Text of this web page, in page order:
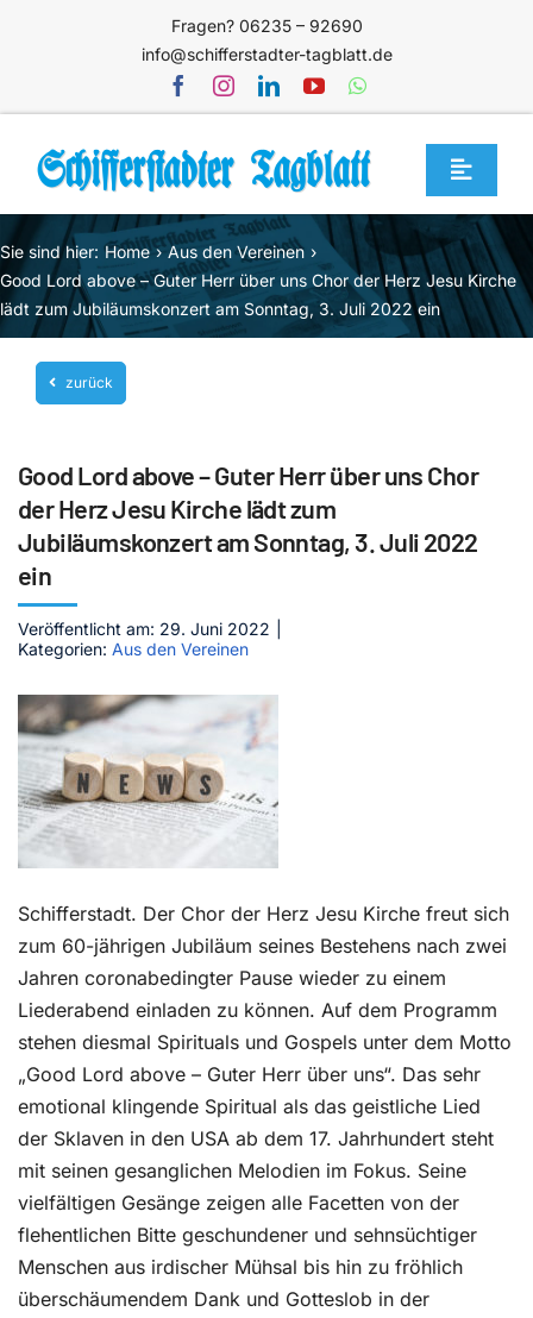
Fragen? 06235 – 92690
info@schifferstadter-tagblatt.de
Toggle
Home
Themen
Blog
Unternehmen
Mediathek
Jetzt abonnieren
Kontakt
Sie sind hier: Home
Aus den Vereinen
Good Lord above – Guter Herr über uns Chor der Herz Jesu Kirche
lädt zum Jubiläumskonzert am Sonntag, 3. Juli 2022 ein
zurück
Good Lord above – Guter Herr über uns Chor
der Herz Jesu Kirche lädt zum
Jubiläumskonzert am Sonntag, 3. Juli 2022
ein
Veröffentlicht am: 29. Juni 2022
Kategorien: Aus den Vereinen
Schifferstadt. Der Chor der Herz Jesu Kirche freut sich
zum 60-jährigen Jubiläum seines Bestehens nach zwei
Jahren coronabedingter Pause wieder zu einem
Liederabend einladen zu können. Auf dem Programm
stehen diesmal Spirituals und Gospels unter dem Motto
„Good Lord above – Guter Herr über uns“. Das sehr
emotional klingende Spiritual als das geistliche Lied
der Sklaven in den USA ab dem 17. Jahrhundert steht
mit seinen gesanglichen Melodien im Fokus. Seine
vielfältigen Gesänge zeigen alle Facetten von der
flehentlichen Bitte geschundener und sehnsüchtiger
Menschen aus irdischer Mühsal bis hin zu fröhlich
überschäumendem Dank und Gotteslob in der